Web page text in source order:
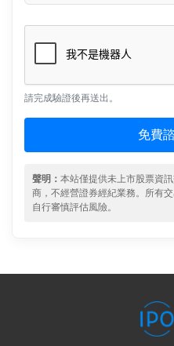
請完成驗證後再送出。
免費
聲明： 本站僅提供未上市股票資
商，不經營證券經紀業務。所有
自行審慎評估風險。